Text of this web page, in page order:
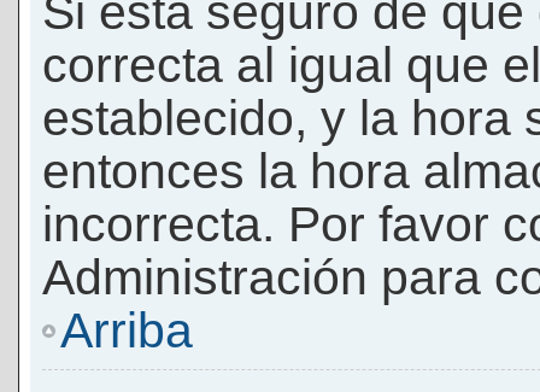
Si está seguro de
correcta al igual que
establecido, y la hora
entonces la hora
incorrecta. Por favor
Administración para
Arriba